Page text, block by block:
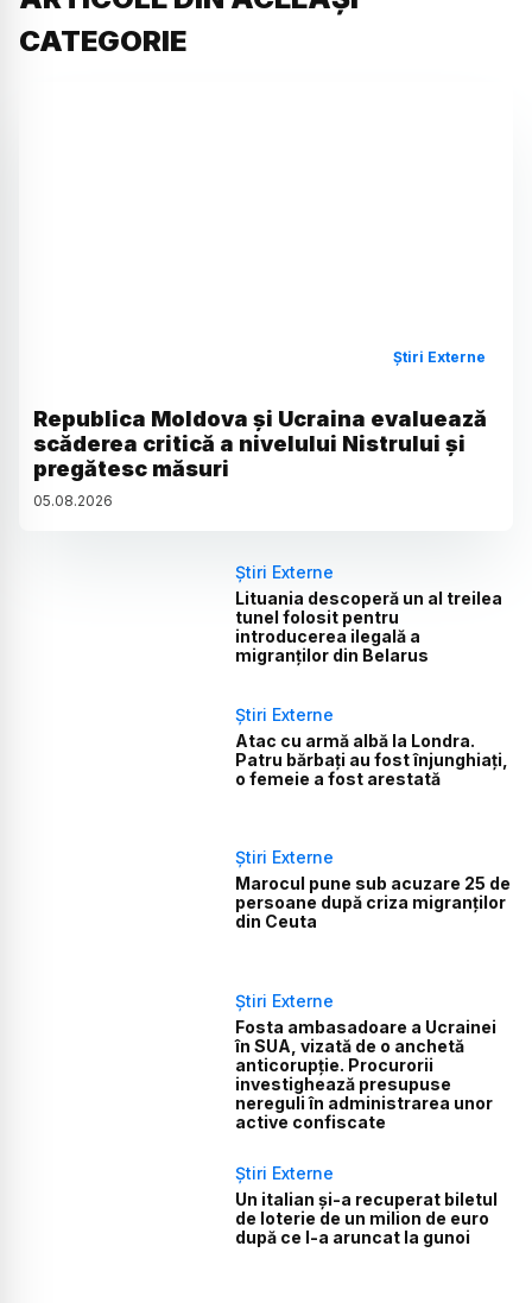
CATEGORIE
Știri Externe
Republica Moldova și Ucraina evaluează
scăderea critică a nivelului Nistrului și
pregătesc măsuri
05.08.2026
Știri Externe
Lituania descoperă un al treilea
tunel folosit pentru
introducerea ilegală a
migranților din Belarus
Știri Externe
Atac cu armă albă la Londra.
Patru bărbați au fost înjunghiați,
o femeie a fost arestată
Știri Externe
Marocul pune sub acuzare 25 de
persoane după criza migranților
din Ceuta
Știri Externe
Fosta ambasadoare a Ucrainei
în SUA, vizată de o anchetă
anticorupție. Procurorii
investighează presupuse
nereguli în administrarea unor
active confiscate
Știri Externe
Un italian și-a recuperat biletul
de loterie de un milion de euro
după ce l-a aruncat la gunoi